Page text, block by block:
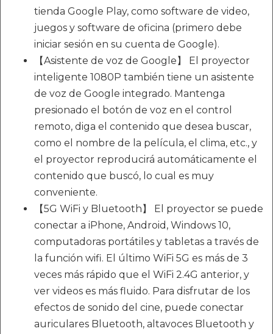
tienda Google Play, como software de video,
juegos y software de oficina (primero debe
iniciar sesión en su cuenta de Google).
【Asistente de voz de Google】 El proyector
inteligente 1080P también tiene un asistente
de voz de Google integrado. Mantenga
presionado el botón de voz en el control
remoto, diga el contenido que desea buscar,
como el nombre de la película, el clima, etc., y
el proyector reproducirá automáticamente el
contenido que buscó, lo cual es muy
conveniente.
【5G WiFi y Bluetooth】 El proyector se puede
conectar a iPhone, Android, Windows 10,
computadoras portátiles y tabletas a través de
la función wifi. El último WiFi 5G es más de 3
veces más rápido que el WiFi 2.4G anterior, y
ver videos es más fluido. Para disfrutar de los
efectos de sonido del cine, puede conectar
auriculares Bluetooth, altavoces Bluetooth y